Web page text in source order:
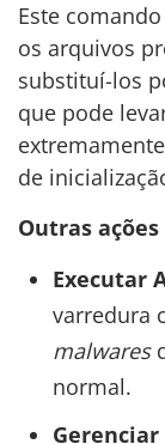
Este comando
os arquivos
substituí-los
que pode
de
Outras
Executar
varredura
malwares
normal.